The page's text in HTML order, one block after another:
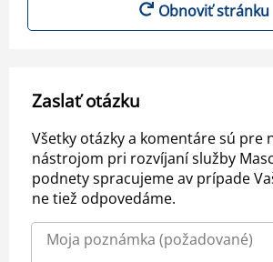
Obnoviť stránku
Zaslať otázku
Všetky otázky a komentáre sú pre
nástrojom pri rozvíjaní služby
podnety spracujeme av prípade
ne tiež odpovedáme.